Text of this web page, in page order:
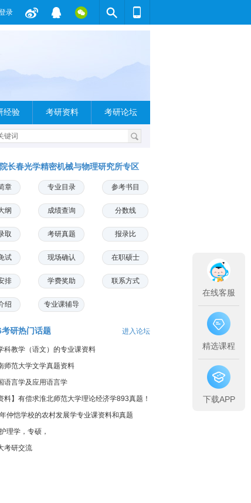
录
经验 考研资料 考研论坛
长春光学精密机械与物理研究所专区
章 专业目录 参考书目
纲 成绩查询 分数线
取 考研真题 报录比
试 现场确认 在职硕士
排 学费奖助 联系方式
绍 专业课辅导
研热门话题 进入论坛
科教学（语文）的专业课资料
师范大学文学真题资料
语言学及应用语言学
料】有偿求淮北师范大学理论经济学893真题！
仲恺学校的农村发展学专业课资料和真题
理学，专硕，
考研交流
在线客服
精选课程
下载APP